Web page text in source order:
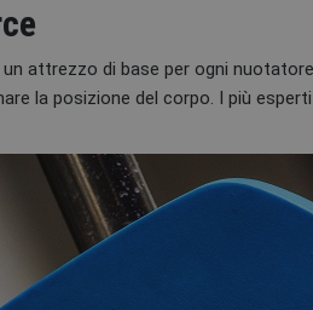
attrezzo di base per ogni
la posizione del corpo. I più